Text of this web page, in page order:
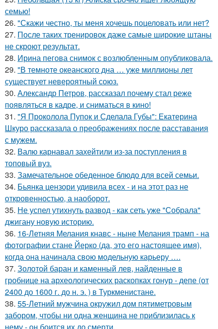
семью!
26. "Скажи честно, ты меня хочешь поцеловать или нет?
27. После таких тренировок даже самые широкие штаны
не скроют результат.
28. Ирина пегова снимок с возлюбленным опубликовала.
29. "В темноте океанского дна … уже миллионы лет
существует невероятный союз.
30. Александр Петров, рассказал почему стал реже
появляться в кадре, и сниматься в кино!
31. "Я Проколола Пупок и Сделала Губы": Екатерина
Шкуро рассказала о преображениях после расставания
с мужем.
32. Валю карнавал захейтили из-за поступления в
топовый вуз.
33. Замечательное обеденное блюдо для всей семьи.
34. Бьянка цензори удивила всех - и на этот раз не
откровенностью, а наоборот.
35. Не успел утихнуть развод - как сеть уже "Собрала"
джигану новую историю.
36. 16-Летняя Мелания кнавс - ныне Мелания трамп - на
фотографии стане Йерко (да, это его настоящее имя),
когда она начинала свою модельную карьеру ….
37. Золотой баран и каменный лев, найденные в
гробнице на археологических раскопках гонур - депе (от
2400 до 1600 г. до н. э. ) в Туркменистане.
38. 55-Летний мужчина окружил дом пятиметровым
забором, чтобы ни одна женщина не приблизилась к